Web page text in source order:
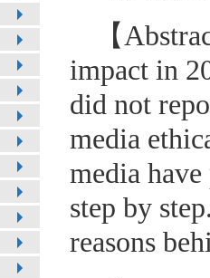
【
impact in
did not
media
media
step by
reasons